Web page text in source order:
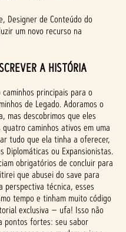
Designer de Conteúdo do
um novo recurso na
A HISTÓRIA
principais para o
de Legado. Adoramos o
mas descobrimos que eles
caminhos ativos em uma
tudo que ela tinha a oferecer,
ou Expansionistas.
obrigatórios de concluir para
que abusei do save para
perspectiva técnica, esses
tempo e tinham muito código
exclusiva — ufa! Isso não
pontos fortes: seu sabor